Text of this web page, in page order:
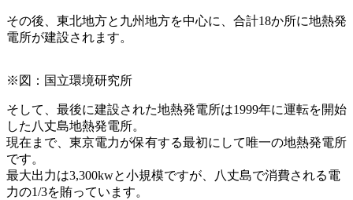
その後、東北地方と九州地方を中心に、合計18か所に地熱発
電所が建設されます。
※図：国立環境研究所
そして、最後に建設された地熱発電所は1999年に運転を開始
した八丈島地熱発電所。
現在まで、東京電力が保有する最初にして唯一の地熱発電所
です。
最大出力は3,300kwと小規模ですが、八丈島で消費される電
力の1/3を賄っています。